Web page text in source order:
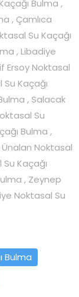
Bulma ,
, Çamlıca
Su Kaçağı
, Libadiye
Ersoy Noktasal
Kaçağı
, Salacak
Su
Bulma ,
Noktasal
Kaçağı
, Zeynep
Noktasal Su
Bulma